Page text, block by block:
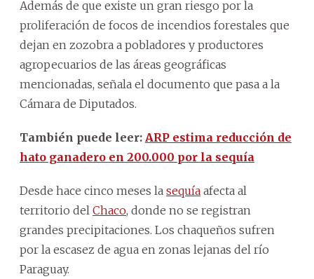
Además de que existe un gran riesgo por la
proliferación de focos de incendios forestales que
dejan en zozobra a pobladores y productores
agropecuarios de las áreas geográficas
mencionadas, señala el documento que pasa a la
Cámara de Diputados.
También puede leer: ARP estima reducción de
hato ganadero en 200.000 por la sequía
Desde hace cinco meses la sequía afecta al
territorio del Chaco, donde no se registran
grandes precipitaciones. Los chaqueños sufren
por la escasez de agua en zonas lejanas del río
Paraguay.